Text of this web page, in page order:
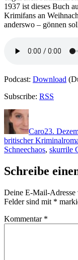
1937 ist dieses Buch
Krimifans an
anderswo – gönnen
Podcast: Download
Subscribe: RSS
Autor
Caro23.
britischer
Schneechaos, skurrile
Schreibe
Deine E-Mail-
Felder sind mit *
Kommentar *